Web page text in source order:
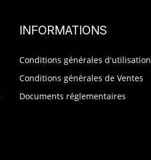
INFORMATIONS
Conditions générales d'utilisation
Conditions générales de Ventes
Documents réglementaires